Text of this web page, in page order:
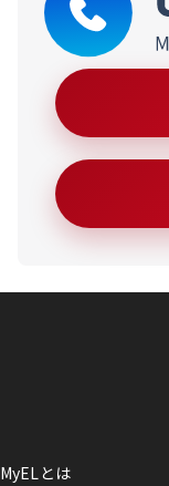
MyELとは